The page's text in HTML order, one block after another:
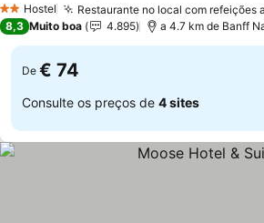
2 Estrelas
Hostel Restaurante no local com refeições
8,3 Muito boa 4.895 a 4.7 km de Banff
De € 74
Consulte os preços de 4 sites